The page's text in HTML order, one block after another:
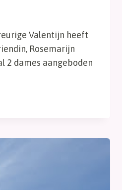
Valentijn heeft
Rosemarijn
2 dames aangeboden